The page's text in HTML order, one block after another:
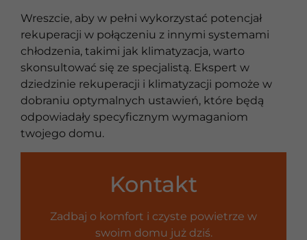
Wreszcie, aby w pełni wykorzystać potencjał
rekuperacji w połączeniu z innymi systemami
chłodzenia, takimi jak klimatyzacja, warto
skonsultować się ze specjalistą. Ekspert w
dziedzinie rekuperacji i klimatyzacji pomoże w
dobraniu optymalnych ustawień, które będą
odpowiadały specyficznym wymaganiom
twojego domu.
Kontakt
Zadbaj o komfort i czyste powietrze w
swoim domu już dziś.